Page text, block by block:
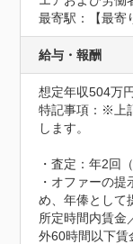
最寄駅：【最寄
給与・報酬
想定年収504万
特記事項：※上
します。
・査定：年2回
・オファーの
め、年俸として
所定時間内賃金
外60時間以下賃